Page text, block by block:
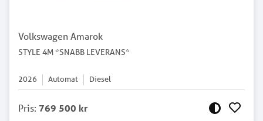
Volkswagen Amarok
STYLE 4M *SNABB LEVERANS*
2026 Automat Diesel
Pris: 769 500 kr